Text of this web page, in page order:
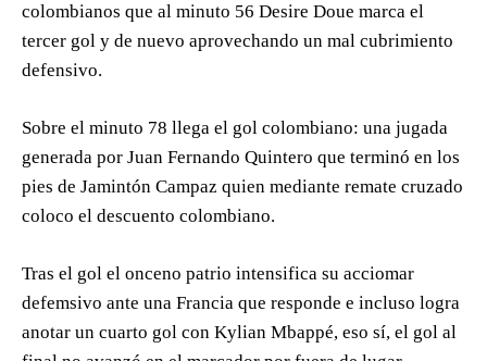
colombianos que al minuto 56 Desire Doue marca el
tercer gol y de nuevo aprovechando un mal cubrimiento
defensivo.
Sobre el minuto 78 llega el gol colombiano: una jugada
generada por Juan Fernando Quintero que terminó en los
pies de Jamintón Campaz quien mediante remate cruzado
coloco el descuento colombiano.
Tras el gol el onceno patrio intensifica su acciomar
defemsivo ante una Francia que responde e incluso logra
anotar un cuarto gol con Kylian Mbappé, eso sí, el gol al